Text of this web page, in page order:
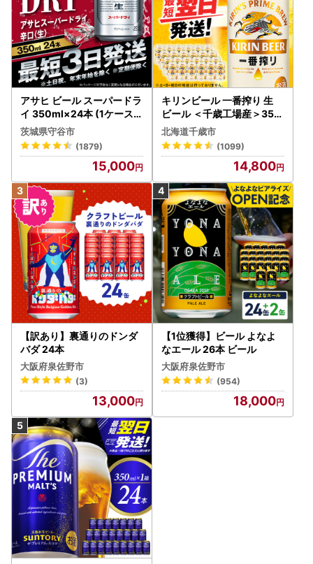
アサヒ ビール スーパードラ
イ 350ml×24本 (1ケース)
究極の辛口 ＜茨城工場＞ 缶
ビール Asahi superDRY お
酒
茨城県守谷市
(1879)
15,000
キリンビール 一番搾り 生
ビール ＜千歳工場産＞350
ml（24本）
北海道千歳市
(1099)
14,800
【訳あり】裏通りのドンダ
バダ 24本
大阪府泉佐野市
(3)
13,000
【1位獲得】ビール よなよ
なエール 26本 ビール
大阪府泉佐野市
(954)
18,000